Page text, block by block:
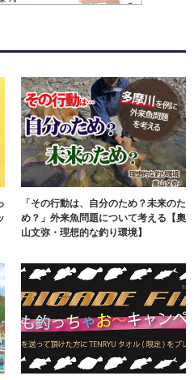
「その行動は、自分のため？未来のた
め？」外来魚問題について考える【奧
山文弥・理想的な釣り環境】